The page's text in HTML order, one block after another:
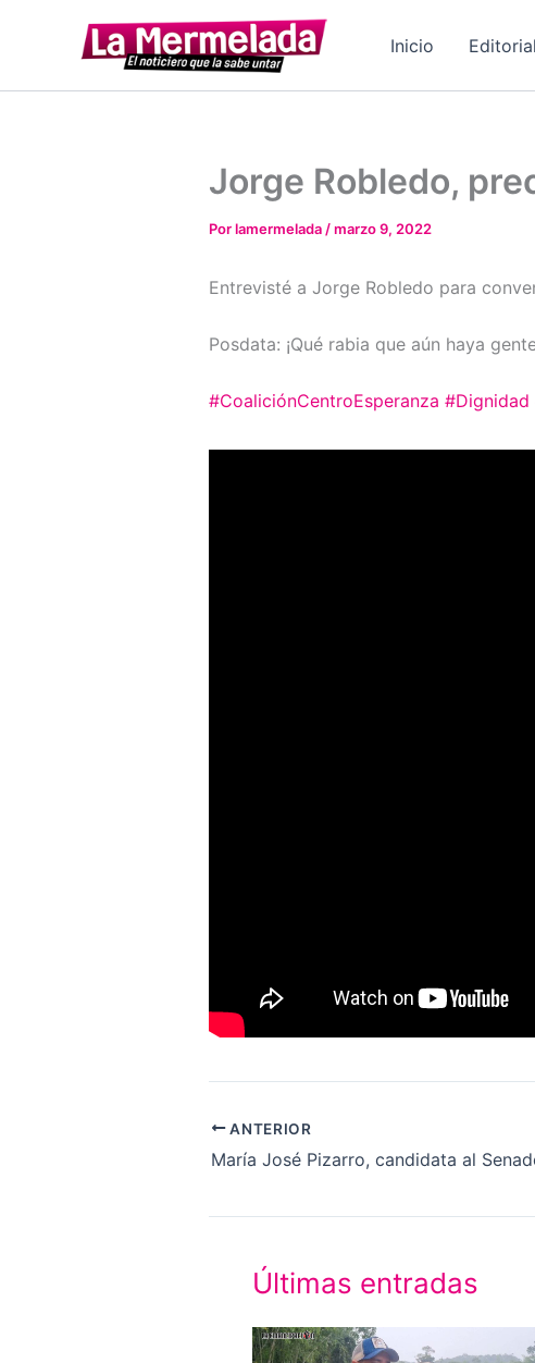
Inicio Editorial
Jorge Robledo,
Porlamermelada/marzo 9, 2022
Entrevisté a Jorge Robledo para
Posdata: ¡Qué rabia que aún haya
#CoaliciónCentroEsperanza #Dignidad
ANTERIOR
María José Pizarro, candidata al
Últimas entradas